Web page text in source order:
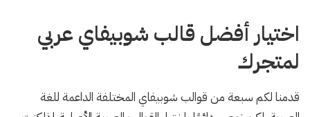
اختيار أفضل قالب شوبيفاي عربي
لمتجرك
قدمنا لكم سبعة من قوالب شوبيفاي المختلفة الداعمة للغة